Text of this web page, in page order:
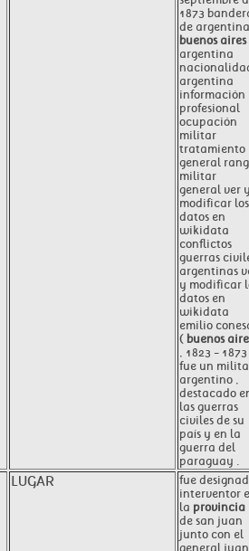
1873
de argentina
buenos aires
argentina
argentina
información
profesional
ocupación
militar
tratamiento
general
militar
general ver
modificar los
datos en
wikidata
conflictos
guerras
argentinas
y modificar
datos en
wikidata
emilio
( buenos
, 1823 -
fue un
argentino ,
destacado
las guerras
civiles de su
país y en la
guerra del
paraguay .
LUGAR
fue
interventor
la provincia
de san juan
junto con el
general juan